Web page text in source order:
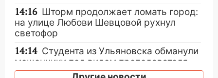
14:16 Шторм продолжает ломать город:
на улице Любови Шевцовой рухнул
светофор
14:14 Студента из Ульяновска обманули
мошенники под видом преподавателя